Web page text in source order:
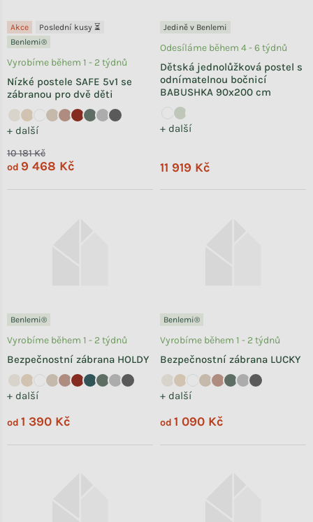
Akce
Poslední kusy ⏳
Benlemi®
Nízké postele SAFE 5v1 se
zábranou pro dvě děti
+ další
Vyrobíme během 1 - 2 týdnů
10 181 Kč
od 9 468 Kč
Jedině v Benlemi
Dětská jednolůžková postel s
odnímatelnou bočnicí
BABUSHKA 90x200 cm
+ další
Odesíláme během 4 - 6 týdnů
11 919 Kč
Benlemi®
Bezpečnostní zábrana HOLDY
+ další
Vyrobíme během 1 - 2 týdnů
od 1 390 Kč
Benlemi®
Bezpečnostní zábrana LUCKY
+ další
Vyrobíme během 1 - 2 týdnů
od 1 090 Kč